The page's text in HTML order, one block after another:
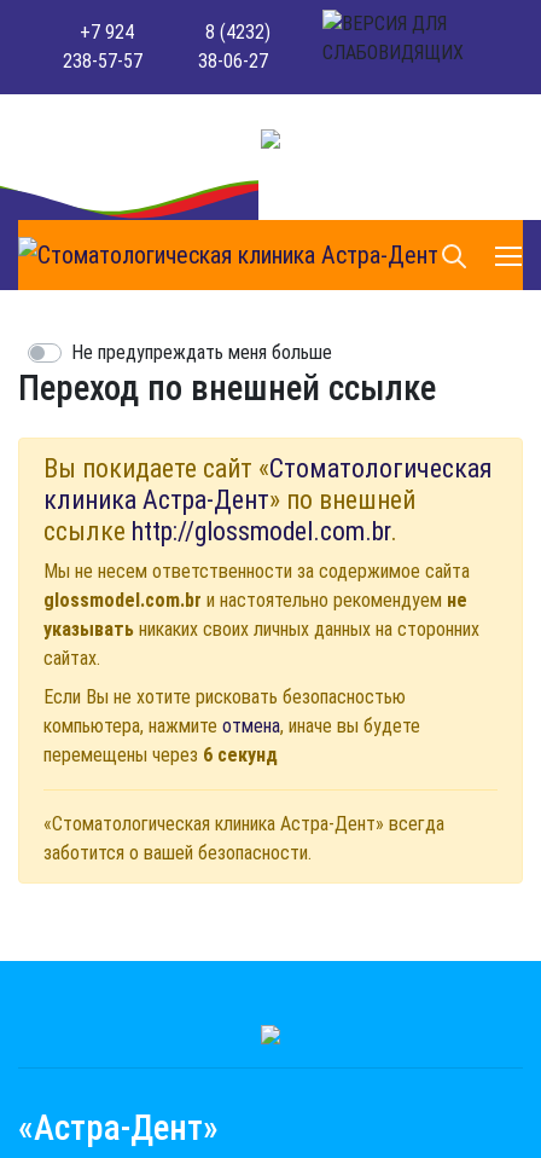
+7 924
238-57-57
8 (4232)
38-06-27
Переход по внешней ссылке
Не предупреждать меня больше
Вы покидаете сайт «Стоматологическая
клиника Астра-Дент» по внешней
ссылке http://glossmodel.com.br.
Мы не несем ответственности за содержимое сайта
glossmodel.com.br и настоятельно рекомендуем не
указывать никаких своих личных данных на сторонних
сайтах.
Если Вы не хотите рисковать безопасностью
компьютера, нажмите отмена, иначе вы будете
перемещены через 6 секунд
«Стоматологическая клиника Астра-Дент» всегда
заботится о вашей безопасности.
«Астра-Дент»